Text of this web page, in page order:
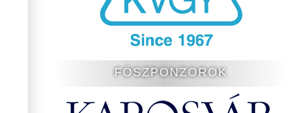
FŐSZPONZOROK